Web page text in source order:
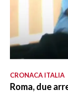
CRONACA ITALIA
Roma, due